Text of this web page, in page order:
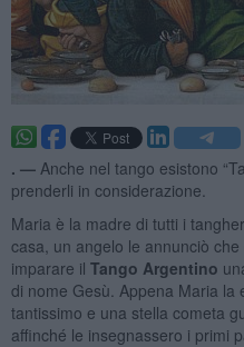
. — Anche nel tango esistono
prenderli in considerazione.
Maria è la madre di tutti i
casa, un angelo le annunciò
imparare il Tango Argentino
di nome Gesù. Appena Maria la
tantissimo e una stella cometa
affinché le insegnassero i primi